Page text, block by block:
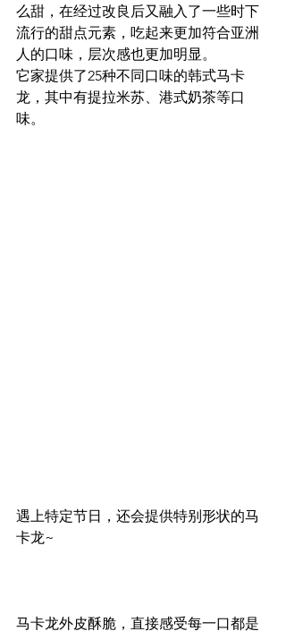
么甜，在经过改良后又融入了一些时下
流行的甜点元素，吃起来更加符合亚洲
人的口味，层次感也更加明显。
它家提供了25种不同口味的韩式马卡
龙，其中有提拉米苏、港式奶茶等口
味。
遇上特定节日，还会提供特别形状的马
卡龙~
马卡龙外皮酥脆，直接感受每一口都是